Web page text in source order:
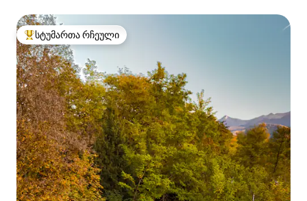
სტუმართა რჩეული მოწინავე ვარიანტი
სტუმართა რჩეული